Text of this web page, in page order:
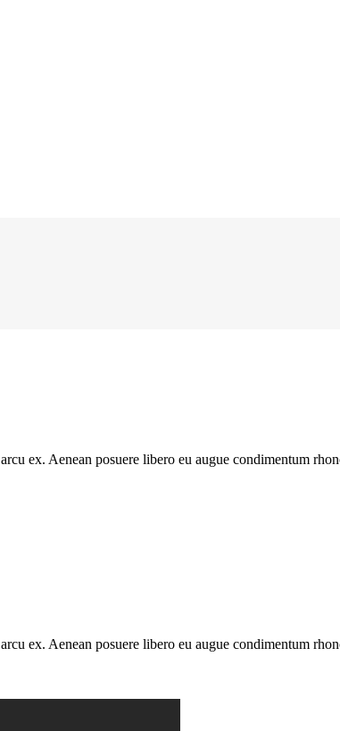
ex. Aenean posuere libero eu augue condimentum
ex. Aenean posuere libero eu augue condimentum